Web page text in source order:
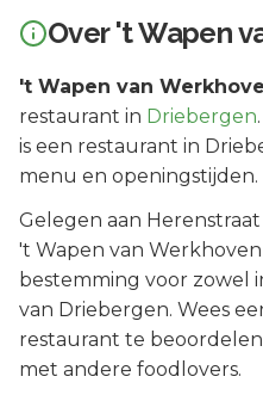
Over't Wapen
't Wapen van
restaurant in Driebergen.
is een restaurant in
menu en openingstijden.
Gelegen aan Herenstraat
't Wapen van Werkhoven
bestemming voor zowel
van Driebergen. Wees
restaurant te
met andere foodlovers.